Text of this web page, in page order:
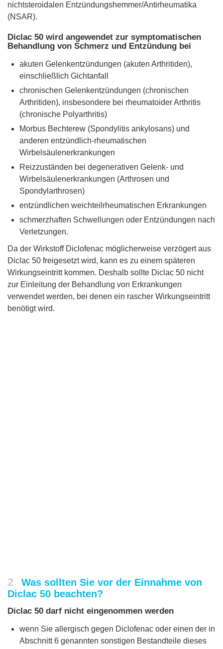
nichtsteroidalen Entzündungshemmer/Antirheumatika
(NSAR).
Diclac 50 wird angewendet zur symptomatischen
Behandlung von Schmerz und Entzündung bei
akuten Gelenkentzündungen (akuten Arthritiden),
einschließlich Gichtanfall
chronischen Gelenkentzündungen (chronischen
Arthritiden), insbesondere bei rheumatoider Arthritis
(chronische Polyarthritis)
Morbus Bechterew (Spondylitis ankylosans) und
anderen entzündlich-rheumatischen
Wirbelsäulenerkrankungen
Reizzuständen bei degenerativen Gelenk- und
Wirbelsäulenerkrankungen (Arthrosen und
Spondylarthrosen)
entzündlichen weichteilrheumatischen Erkrankungen
schmerzhaften Schwellungen oder Entzündungen nach
Verletzungen.
Da der Wirkstoff Diclofenac möglicherweise verzögert aus
Diclac 50 freigesetzt wird, kann es zu einem späteren
Wirkungseintritt kommen. Deshalb sollte Diclac 50 nicht
zur Einleitung der Behandlung von Erkrankungen
verwendet werden, bei denen ein rascher Wirkungseintritt
benötigt wird.
2
Was sollten Sie vor der Einnahme von
Diclac 50 beachten?
Diclac 50 darf nicht eingenommen werden
wenn Sie allergisch gegen Diclofenac oder einen der in
Abschnitt 6 genannten sonstigen Bestandteile dieses